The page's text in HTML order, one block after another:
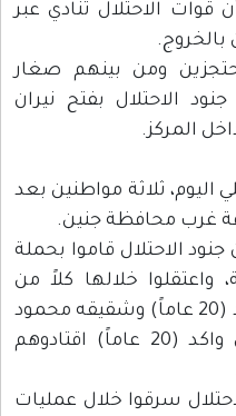
قوات الاحتلال تنادي عبر
ومن بينهم صغار
الاحتلال بفتح نيران
المركز.
اليوم، ثلاثة مواطنين بعد
غرب محافظة جنين.
الاحتلال قاموا بحملة
واعتقلوا خلالها كلاً من
المواطنين: إبراهيم شفيق واكد (20 عاماً) وشقيقه محمود
(25 عاماً) وجواد محمد حسن واكد (20 عاماً) اقتادوهم
سرقوا خلال عمليات